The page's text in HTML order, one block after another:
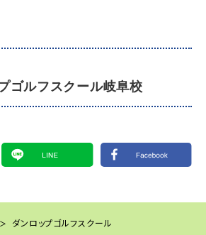
ゴルフスクール岐阜校
ダンロップゴルフスクール